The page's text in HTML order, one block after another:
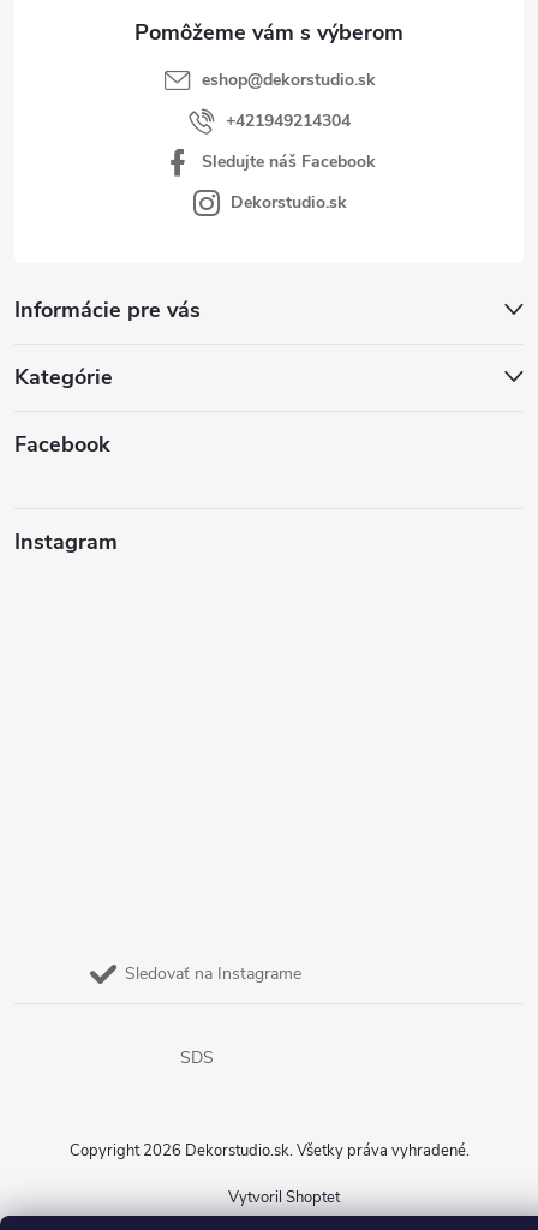
Informácie pre vás
Kategórie
Facebook
Instagram
Sledovať na Instagrame
eshop@dekorstudio.sk
+421949214304
Sledujte náš Facebook
Dekorstudio.sk
SDS
Vytvoril Shoptet
Copyright 2026 Dekorstudio.sk. Všetky práva vyhradené.